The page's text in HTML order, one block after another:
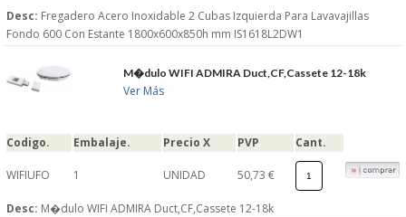
Desc: Fregadero Acero Inoxidable 2 Cubas Izquierda Para Lavavajillas
Fondo 600 Con Estante 1800x600x850h mm IS1618L2DW1
M�dulo WIFI ADMIRA Duct,CF,Cassete 12-18k
Ver Más
Codigo. Embalaje. Precio X PVP Cant.
WIFIUFO 1 UNIDAD 50,73 €
Desc: M�dulo WIFI ADMIRA Duct,CF,Cassete 12-18k